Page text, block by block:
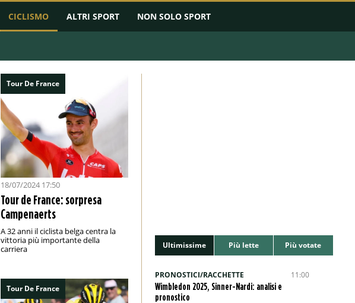
CICLISMO ALTRI SPORT NON SOLO SPORT
Tour De France
18/07/2024 17:50
Tour de France: sorpresa
Campenaerts
A 32 anni il ciclista belga centra la
vittoria più importante della
carriera
Tour De France
Ultimissime Più lette Più votate
PRONOSTICI/RACCHETTE
Wimbledon 2025, Sinner-Nardi: analisi e
pronostico
11:00